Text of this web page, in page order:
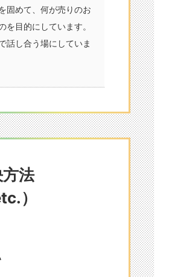
固めて、何が売りのお
目的にしています。
話し合う場にしていま
法
）